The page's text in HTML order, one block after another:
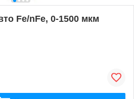
Fe/nFe, 0-1500 мкм